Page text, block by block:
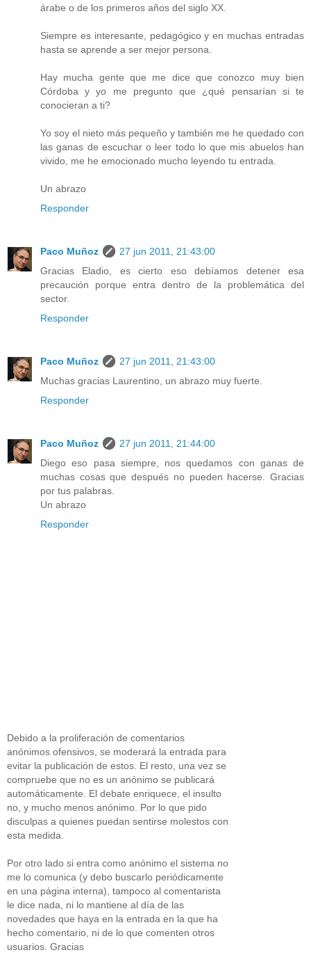
árabe o de los primeros años del siglo XX.
Siempre es interesante, pedagógico y en muchas entradas
hasta se aprende a ser mejor persona.
Hay mucha gente que me dice que conozco muy bien
Córdoba y yo me pregunto que ¿qué pensarían si te
conocieran a ti?
Yo soy el nieto más pequeño y también me he quedado con
las ganas de escuchar o leer todo lo que mis abuelos han
vivido, me he emocionado mucho leyendo tu entrada.
Un abrazo
Responder
Paco Muñoz
27 jun 2011, 21:43:00
Gracias Eladio, es cierto eso debíamos detener esa
precaución porque entra dentro de la problemática del
sector.
Responder
Paco Muñoz
27 jun 2011, 21:43:00
Muchas gracias Laurentino, un abrazo muy fuerte.
Responder
Paco Muñoz
27 jun 2011, 21:44:00
Diego eso pasa siempre, nos quedamos con ganas de
muchas cosas que después no pueden hacerse. Gracias
por tus palabras.
Un abrazo
Responder
Debido a la proliferación de comentarios
anónimos ofensivos, se moderará la entrada para
evitar la publicación de estos. El resto, una vez se
compruebe que no es un anónimo se publicará
automáticamente. El debate enriquece, el insulto
no, y mucho menos anónimo. Por lo que pido
disculpas a quienes puedan sentirse molestos con
esta medida.
Por otro lado si entra como anónimo el sistema no
me lo comunica (y debo buscarlo periódicamente
en una página interna), tampoco al comentarista
le dice nada, ni lo mantiene al día de las
novedades que haya en la entrada en la que ha
hecho comentario, ni de lo que comenten otros
usuarios. Gracias